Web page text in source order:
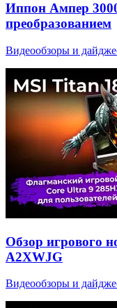
Иппон Ампер
преобразованием
Видеообзоры и
Обзор игрового
A2XWJG
Видеообзоры и